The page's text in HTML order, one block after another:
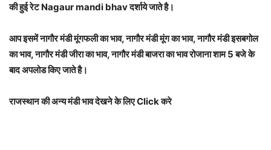
की हुई रेट Nagaur mandi bhav दर्शाये जाते है।
आप इसमें नागौर मंडी मूंगफली का भाव, नागौर मंडी मूंग का भाव, नागौर मंडी इसबगोल
का भाव, नागौर मंडी जीरा का भाव, नागौर मंडी बाजरा का भाव रोजाना शाम 5 बजे के
बाद अपलोड किए जाते है।
राजस्थान की अन्य मंडी भाव देखने के लिए Click करे